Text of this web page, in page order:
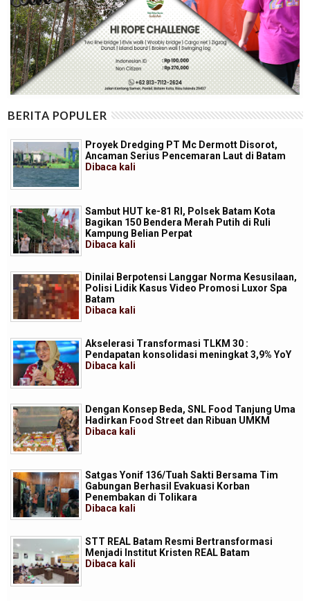
BERITA POPULER
Proyek Dredging PT Mc Dermott Disorot,
Ancaman Serius Pencemaran Laut di Batam
Dibaca kali
Sambut HUT ke-81 RI, Polsek Batam Kota
Bagikan 150 Bendera Merah Putih di Ruli
Kampung Belian Perpat
Dibaca kali
Dinilai Berpotensi Langgar Norma Kesusilaan,
Polisi Lidik Kasus Video Promosi Luxor Spa
Batam
Dibaca kali
Akselerasi Transformasi TLKM 30 :
Pendapatan konsolidasi meningkat 3,9% YoY
Dibaca kali
Dengan Konsep Beda, SNL Food Tanjung Uma
Hadirkan Food Street dan Ribuan UMKM
Dibaca kali
Satgas Yonif 136/Tuah Sakti Bersama Tim
Gabungan Berhasil Evakuasi Korban
Penembakan di Tolikara
Dibaca kali
STT REAL Batam Resmi Bertransformasi
Menjadi Institut Kristen REAL Batam
Dibaca kali